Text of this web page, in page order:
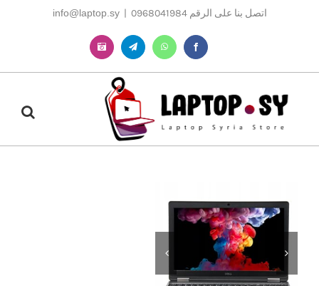
اتصل بنا على الرقم 0968041984 |
info@laptop.sy
Facebook
WhatsApp
Telegram
Instagram